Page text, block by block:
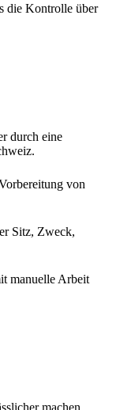
die Kontrolle über
durch eine
von
Sitz, Zweck,
manuelle Arbeit
machen.